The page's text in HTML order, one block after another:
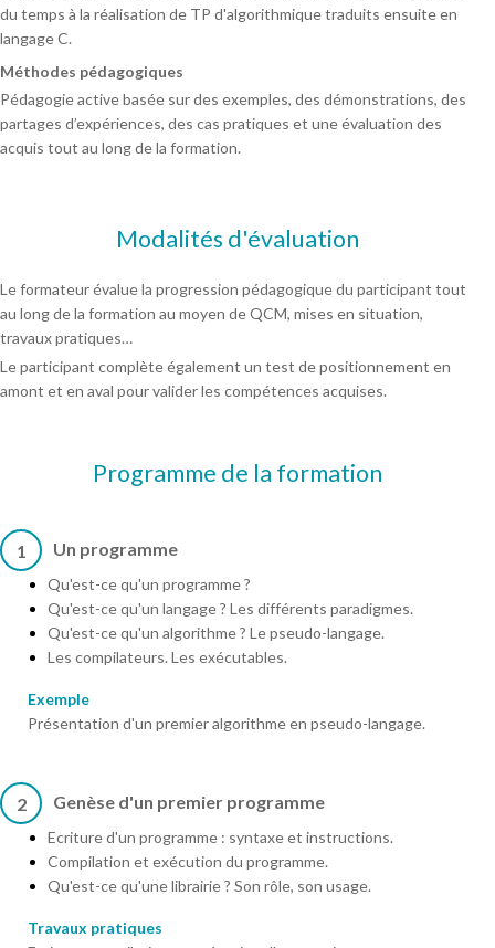
du temps à la réalisation de TP d'algorithmique traduits ensuite en
langage C.
Méthodes pédagogiques
Pédagogie active basée sur des exemples, des démonstrations, des
partages d’expériences, des cas pratiques et une évaluation des
acquis tout au long de la formation.
Modalités d'évaluation
Le formateur évalue la progression pédagogique du participant tout
au long de la formation au moyen de QCM, mises en situation,
travaux pratiques…
Le participant complète également un test de positionnement en
amont et en aval pour valider les compétences acquises.
Programme de la formation
1 Un programme
Qu'est-ce qu'un programme ?
Qu'est-ce qu'un langage ? Les différents paradigmes.
Qu'est-ce qu'un algorithme ? Le pseudo-langage.
Les compilateurs. Les exécutables.
Exemple
Présentation d'un premier algorithme en pseudo-langage.
2 Genèse d'un premier programme
Ecriture d'un programme : syntaxe et instructions.
Compilation et exécution du programme.
Qu'est-ce qu'une librairie ? Son rôle, son usage.
Travaux pratiques